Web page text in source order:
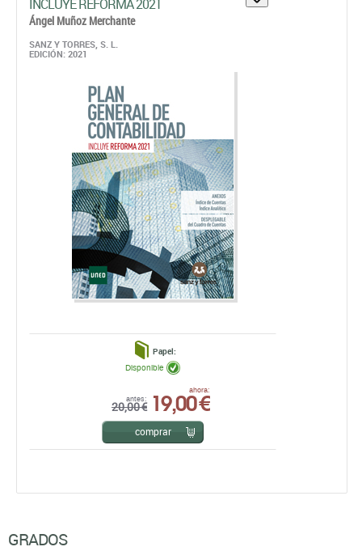
INCLUYE REFORMA 2021
Ángel Muñoz Merchante
SANZ Y TORRES, S. L.
EDICIÓN: 2021
Papel:
antes:
20,00 €
ahora:
19,00 €
Disponible
comprar
GRADOS